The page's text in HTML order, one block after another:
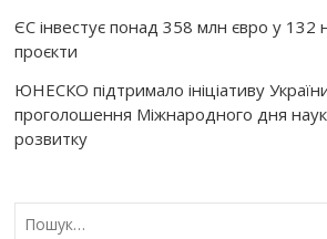
ЄС інвестує понад 358 млн євро у 132
проєкти
ЮНЕСКО підтримало ініціативу
проголошення Міжнародного дня
розвитку